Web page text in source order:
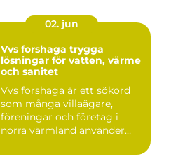
02. jun
Vvs forshaga trygga
lösningar för vatten, värme
och sanitet
Vvs forshaga är ett sökord
som många villaägare,
föreningar och företag i
norra värmland använder